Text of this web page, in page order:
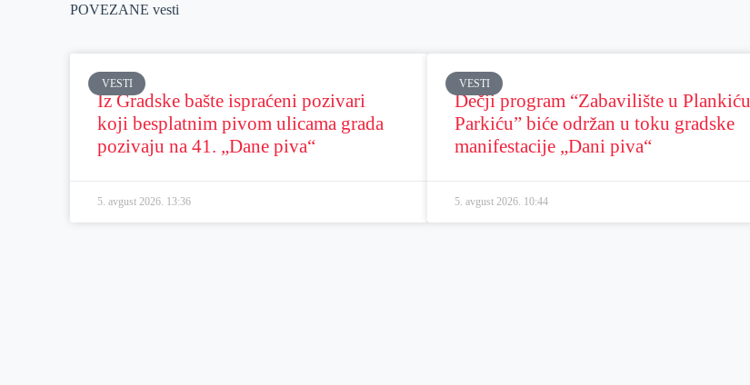
POVEZANE vesti
VESTI
Iz Gradske bašte ispraćeni pozivari
koji besplatnim pivom ulicama grada
pozivaju na 41. „Dane piva“
5. avgust 2026. 13:36
VESTI
Dečji program “Zabavilište u Plankiću
Parkiću” biće održan u toku gradske
manifestacije „Dani piva“
5. avgust 2026. 10:44